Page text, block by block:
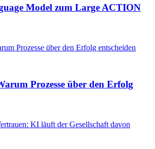
Model zum Large ACTION
Prozesse über den Erfolg